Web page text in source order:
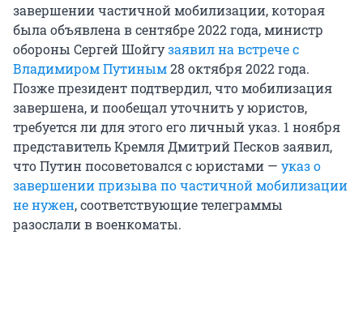
завершении частичной мобилизации, которая
была объявлена в сентябре 2022 года, министр
обороны Сергей Шойгузаявил на встрече с
Владимиром Путиным28 октября 2022 года.
Позже президент подтвердил, что мобилизация
завершена, и пообещал уточнить у юристов,
требуется ли для этого его личный указ. 1 ноября
представитель Кремля Дмитрий Песков заявил,
что Путин посоветовался с юристами — указ о
завершении призыва по частичной мобилизации
не нужен, соответствующие телеграммы
разослали в военкоматы.